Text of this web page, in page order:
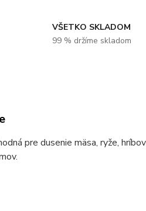
VŠETKO SKLADOM
99 % držíme skladom
pre dusenie mäsa, ryže,